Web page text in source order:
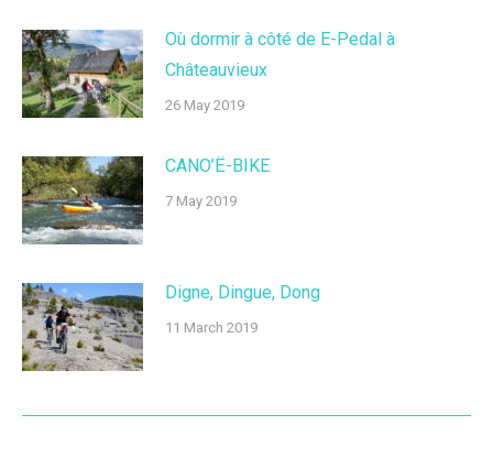
Où dormir à côté de E-Pedal à
Châteauvieux
26 May 2019
CANO’Ë-BIKE
7 May 2019
Digne, Dingue, Dong
11 March 2019